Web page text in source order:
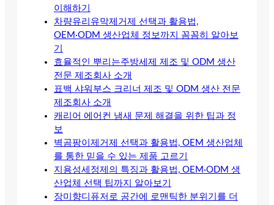
이해하기
차량유리유막제거제 선택과 활용법,
OEM·ODM 생산업체 정보까지 꼼꼼히 알아보
기
효율적인 뿌리는주방세제 제조 및 ODM 생산
전문 제조회사 소개
표백 샤워부스 크리너 제조 및 ODM 생산 전문
제조회사 소개
캐리어 에어컨 냄새 문제 해결을 위한 팁과 정
보
벽곰팡이제거제 선택과 활용법, OEM 생산업체
를 통한 믿을 수 있는 제품 고르기
지용성세정제의 특징과 활용법, OEM·ODM 생
산업체 선택 팁까지 알아보기
장미향디퓨저로 공간에 로맨틱한 분위기를 더